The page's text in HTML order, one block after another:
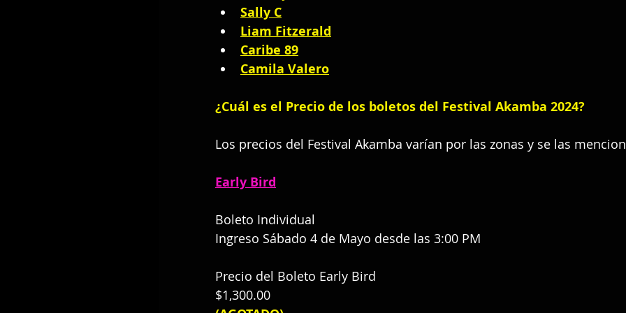
Sally C
Liam Fitzerald
Caribe 89
Camila Valero
¿Cuál es el Precio de los boletos del Festival Akamba 2024?
Los precios del Festival Akamba varían por las zonas y se las
Early Bird
Boleto Individual
Ingreso Sábado 4 de Mayo desde las 3:00 PM
Precio del Boleto Early Bird
$1,300.00